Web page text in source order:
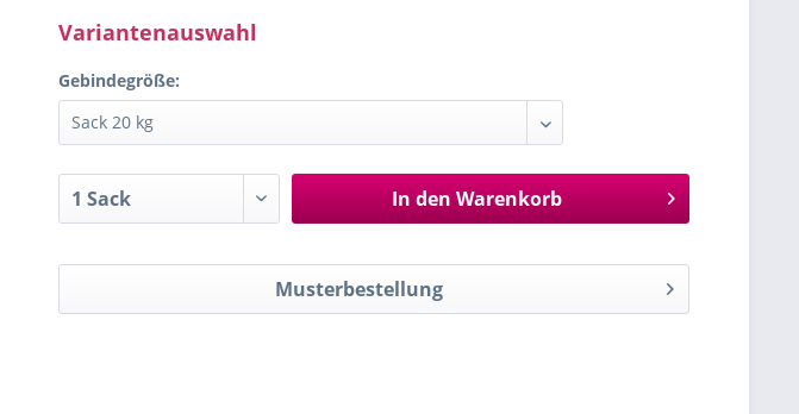
Variantenauswahl
Gebindegröße:
In den Warenkorb
Musterbestellung